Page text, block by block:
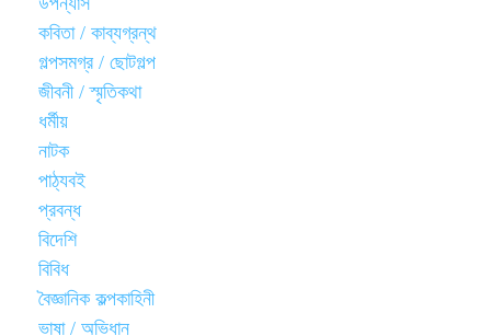
কবিতা / কাব্যগ্রন্থ
গল্পসমগ্র / ছোটগল্প
জীবনী / স্মৃতিকথা
ধর্মীয়
নাটক
পাঠ্যবই
প্রবন্ধ
বিদেশি
বিবিধ
বৈজ্ঞানিক কল্পকাহিনী
ভাষা / অভিধান